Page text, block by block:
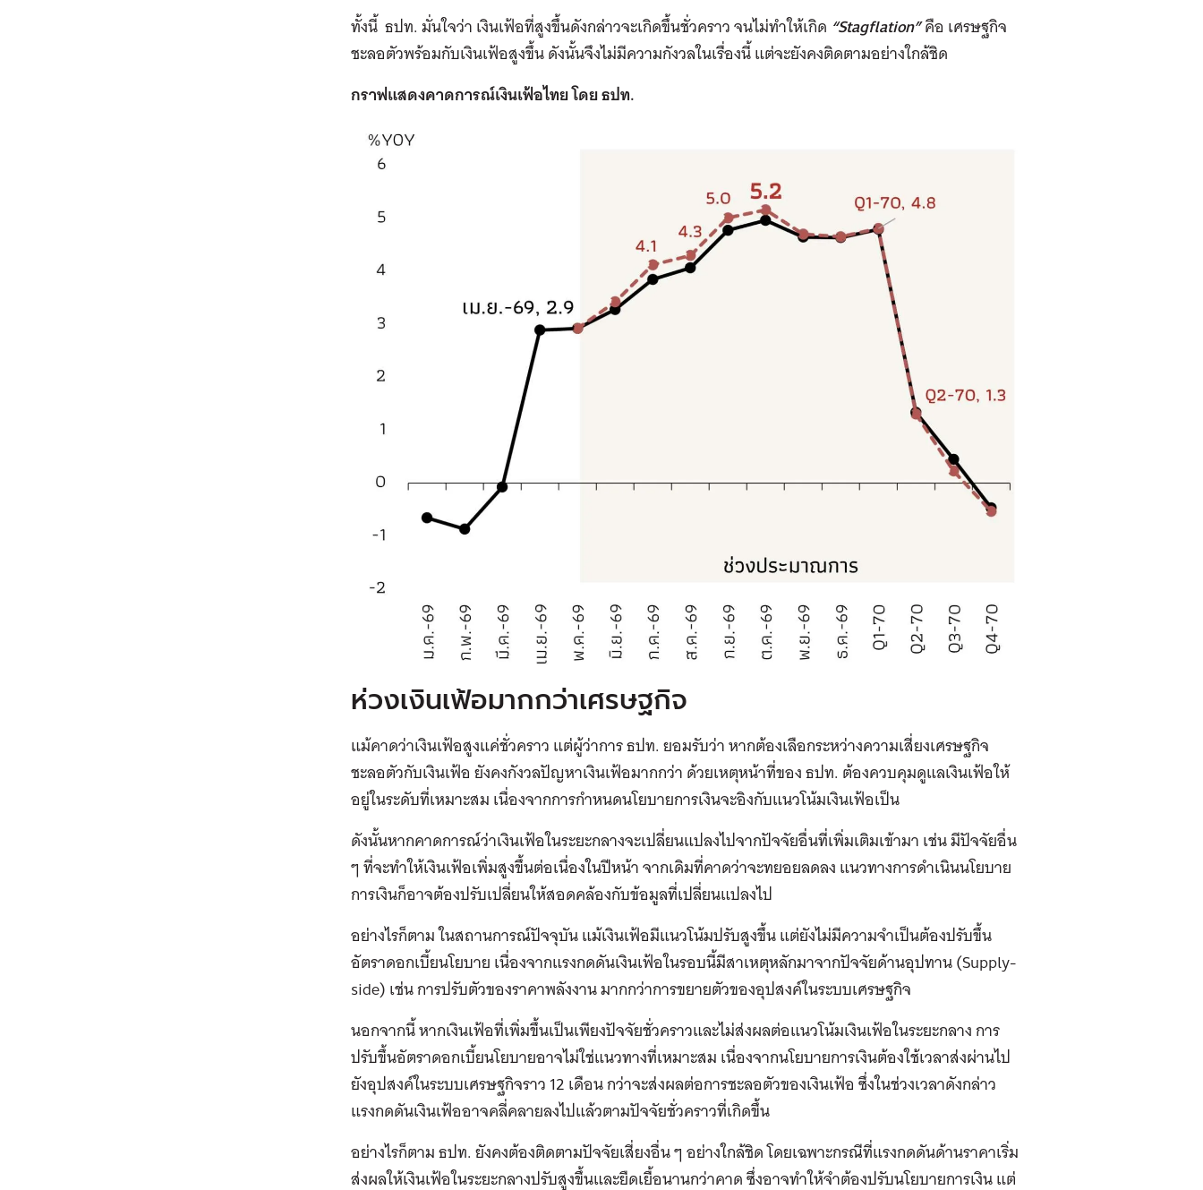
ทั้งนี้ ธปท. มั่นใจว่า เงินเฟ้อที่สูงขึ้นดังกล่าวจะเกิดขึ้นชั่วคราว จนไม่ทำให้เกิด “Stagflation”คือ เศรษฐกิจ
ชะลอตัวพร้อมกับเงินเฟ้อสูงขึ้น ดังนั้นจึงไม่มีความกังวลในเรื่องนี้ แต่จะยังคงติดตามอย่างใกล้ชิด
กราฟแสดงคาดการณ์เงินเฟ้อไทย โดย ธปท.
ห่วงเงินเฟ้อมากกว่าเศรษฐกิจ
แม้คาดว่าเงินเฟ้อสูงแค่ชั่วคราว แต่ผู้ว่าการ ธปท. ยอมรับว่า หากต้องเลือกระหว่างความเสี่ยงเศรษฐกิจ
ชะลอตัวกับเงินเฟ้อ ยังคงกังวลปัญหาเงินเฟ้อมากกว่า ด้วยเหตุหน้าที่ของธปท. ต้องควบคุมดูแลเงินเฟ้อให้
อยู่ในระดับที่เหมาะสม เนื่องจากการกำหนดนโยบายการเงินจะอิงกับแนวโน้มเงินเฟ้อเป็น
ดังนั้นหากคาดการณ์ว่าเงินเฟ้อในระยะกลางจะเปลี่ยนแปลงไปจากปัจจัยอื่นที่เพิ่มเติมเข้ามา เช่น มีปัจจัยอื่น
ๆ ที่จะทำให้เงินเฟ้อเพิ่มสูงขึ้นต่อเนื่องในปีหน้า จากเดิมที่คาดว่าจะทยอยลดลง แนวทางการดำเนินนโยบาย
การเงินก็อาจต้องปรับเปลี่ยนให้สอดคล้องกับข้อมูลที่เปลี่ยนแปลงไป
อย่างไรก็ตาม ในสถานการณ์ปัจจุบัน แม้เงินเฟ้อมีแนวโน้มปรับสูงขึ้น แต่ยังไม่มีความจำเป็นต้องปรับขึ้น
อัตราดอกเบี้ยนโยบาย เนื่องจากแรงกดดันเงินเฟ้อในรอบนี้มีสาเหตุหลักมาจากปัจจัยด้านอุปทาน (Supply-
side) เช่น การปรับตัวของราคาพลังงาน มากกว่าการขยายตัวของอุปสงค์ในระบบเศรษฐกิจ
นอกจากนี้ หากเงินเฟ้อที่เพิ่มขึ้นเป็นเพียงปัจจัยชั่วคราวและไม่ส่งผลต่อแนวโน้มเงินเฟ้อในระยะกลาง การ
ปรับขึ้นอัตราดอกเบี้ยนโยบายอาจไม่ใช่แนวทางที่เหมาะสม เนื่องจากนโยบายการเงินต้องใช้เวลาส่งผ่านไป
ยังอุปสงค์ในระบบเศรษฐกิจราว 12 เดือน กว่าจะส่งผลต่อการชะลอตัวของเงินเฟ้อ ซึ่งในช่วงเวลาดังกล่าว
แรงกดดันเงินเฟ้ออาจคลี่คลายลงไปแล้วตามปัจจัยชั่วคราวที่เกิดขึ้น
อย่างไรก็ตาม ธปท. ยังคงต้องติดตามปัจจัยเสี่ยงอื่น ๆ อย่างใกล้ชิด โดยเฉพาะกรณีที่แรงกดดันด้านราคาเริ่ม
ส่งผลให้เงินเฟ้อในระยะกลางปรับสูงขึ้นและยืดเยื้อนานกว่าคาด ซึ่งอาจทำให้จำต้องปรับนโยบายการเงิน แต่